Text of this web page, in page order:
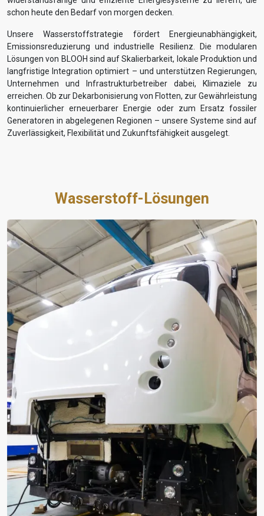
schon heute den Bedarf von morgen decken.
Unsere Wasserstoffstrategie fördert Energieunabhängigkeit,
Emissionsreduzierung und industrielle Resilienz. Die modularen
Lösungen von BLOOH sind auf Skalierbarkeit, lokale Produktion und
langfristige Integration optimiert – und unterstützen Regierungen,
Unternehmen und Infrastrukturbetreiber dabei, Klimaziele zu
erreichen. Ob zur Dekarbonisierung von Flotten, zur Gewährleistung
kontinuierlicher erneuerbarer Energie oder zum Ersatz fossiler
Generatoren in abgelegenen Regionen – unsere Systeme sind auf
Zuverlässigkeit, Flexibilität und Zukunftsfähigkeit ausgelegt.
Wasserstoff-Lösungen